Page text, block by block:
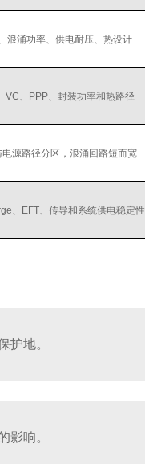
浪涌功率、供电耐压、热设计
VC、PPP、封装功率和热路径
源路径分区，浪涌回路短而宽
、EFT、传导和系统供电稳定性
护地。
影响。